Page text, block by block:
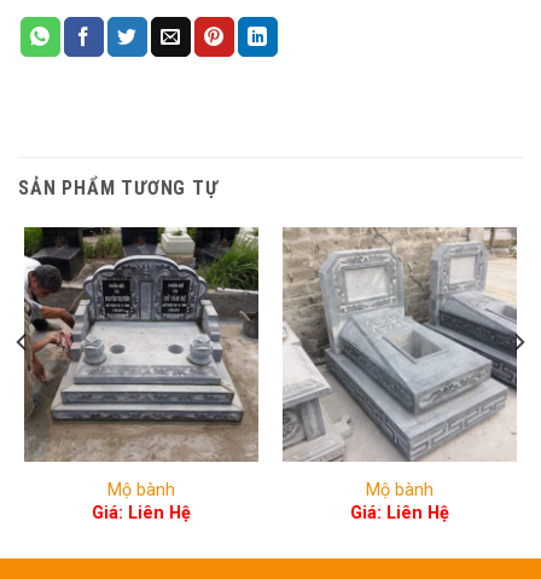
SẢN PHẨM TƯƠNG TỰ
Mộ bành
Giá: Liên Hệ
Mộ bành
Giá: Liên Hệ